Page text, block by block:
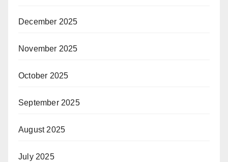
December 2025
November 2025
October 2025
September 2025
August 2025
July 2025